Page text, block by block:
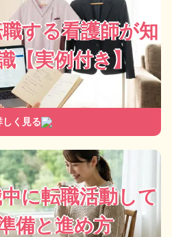
する看護師が知
【実例付き】
しく見る
に転職活動して
備と進め方